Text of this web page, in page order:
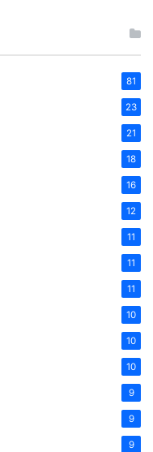
81
23
21
18
16
12
11
11
11
10
10
10
9
9
9